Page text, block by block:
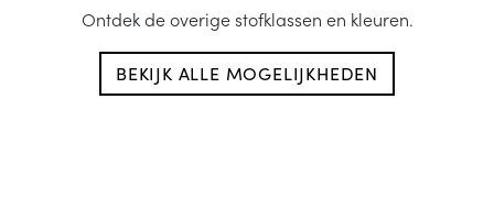
Ontdek de overige stofklassen en kleuren.
BEKIJK ALLE MOGELIJKHEDEN